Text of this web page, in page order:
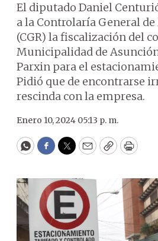
El diputado Daniel
a la Controlaría General
(CGR) la fiscalización del
Municipalidad de
Parxin para el
Pidió que de encontrarse
rescinda con la empresa.
Enero 10, 2024 05:13 p. m.
WhatsApp
Facebook
Twitter
EmailCopyPrint